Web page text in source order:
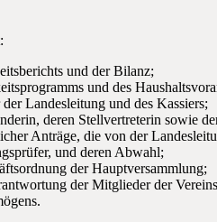
und der Bilanz;
und des
Landesleitung und des Kassiers;
deren Stellvertreterin sowie
Anträge, die von der
und deren Abwahl;
der Hauptversammlung;
der Mitglieder der